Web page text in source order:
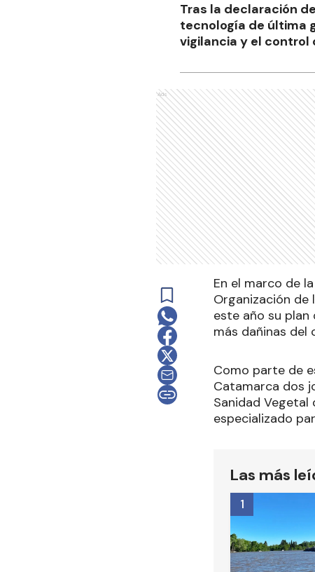
Tras la declaración
tecnología de última
vigilancia y el
Ads
En el marco de
Organización de
este año su
más dañinas del
Como parte de
Catamarca dos
Sanidad Vegetal
especializado
Las más
1